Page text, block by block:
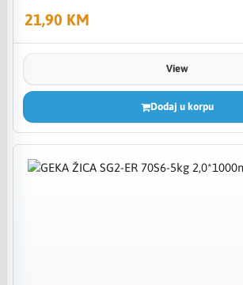
21,90 KM
View
Dodaj u korpu